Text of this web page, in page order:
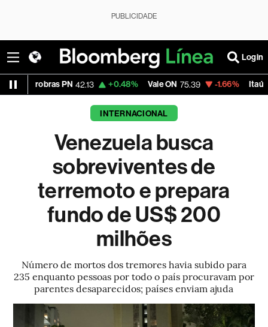
PUBLICIDADE
Login
42.13 +0.48% Vale ON 75.39 -1.66% Itaú PN 41.83 -
INTERNACIONAL
Venezuela busca
sobreviventes de
terremoto e prepara
fundo de US$ 200
milhões
Número de mortos dos tremores havia subido para
235 enquanto pessoas por todo o país procuravam por
parentes desaparecidos; países enviam ajuda